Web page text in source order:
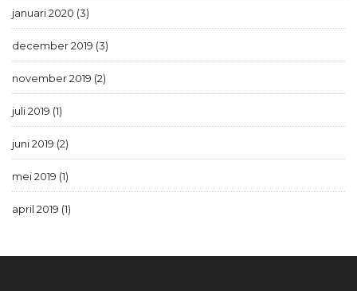
januari 2020 (3)
december 2019 (3)
november 2019 (2)
juli 2019 (1)
juni 2019 (2)
mei 2019 (1)
april 2019 (1)